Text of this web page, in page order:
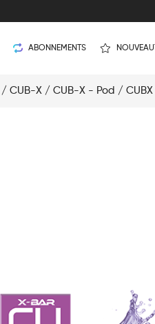
ABONNEMENTS
/ CUB-X / CUB-X - Pod /